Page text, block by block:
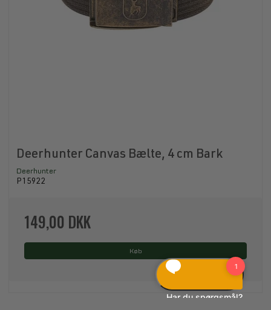
Deerhunter Canvas Bælte, 4 cm Bark
Deerhunter
P15922
149,00 DKK
Køb